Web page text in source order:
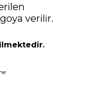
verilir.